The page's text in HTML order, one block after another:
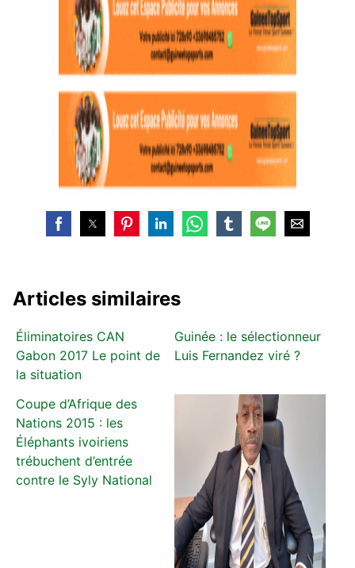
Articles similaires
Éliminatoires CAN
Gabon 2017 Le point de
la situation
Guinée : le sélectionneur
Luis Fernandez viré ?
Coupe d’Afrique des
Nations 2015 : les
Éléphants ivoiriens
trébuchent d’entrée
contre le Syly National